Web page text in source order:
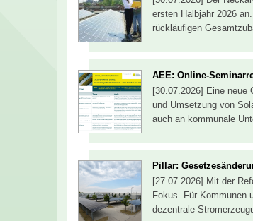
ersten Halbjahr 2026
rückläufigen
AEE: Online-
[30.07.2026] Eine neue
und Umsetzung von
auch an kommunale
Pillar:
[27.07.2026] Mit der
Fokus. Für Kommunen
dezentrale